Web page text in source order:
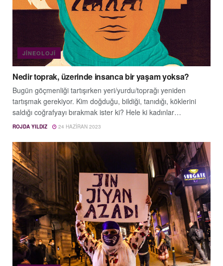
JINEOLOJÎ
Nedir toprak, üzerinde insanca bir yaşam yoksa?
Bugün göçmenliği tartışırken yeri/yurdu/toprağı yeniden
tartışmak gerekiyor. Kim doğduğu, bildiği, tanıdığı, köklerini
saldığı coğrafyayı bırakmak ister ki? Hele ki kadınlar…
ROJDA YILDIZ 24 HAZIRAN 2023